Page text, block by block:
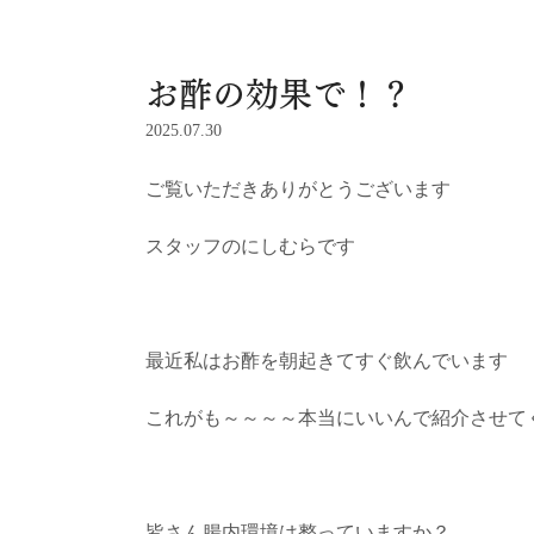
お酢の効果で！？
2025.07.30
ご覧いただきありがとうございます
スタッフのにしむらです
最近私はお酢を朝起きてすぐ飲んでいます
これがも～～～～本当にいいんで紹介させて